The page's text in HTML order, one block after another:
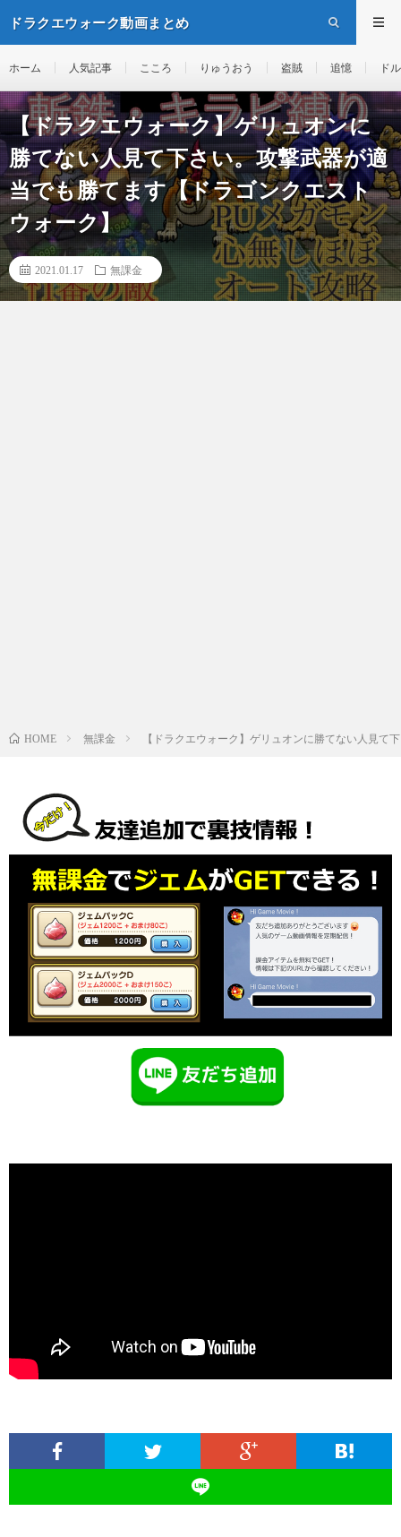
ドラクエウォーク動画まとめ
ホーム 人気記事 こころ りゅうおう 盗賊 追憶 ド
【ドラクエウォーク】ゲリュオンに
勝てない人見て下さい。攻撃武器が適
当でも勝てます【ドラゴンクエスト
ウォーク】
2021.01.17 無課金
HOME 無課金 【ドラクエウォーク】ゲリュオンに勝てない人見